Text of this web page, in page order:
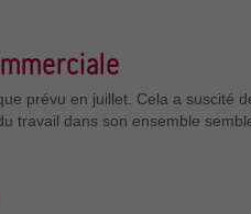
prévu en juillet. Cela a suscité
travail dans son ensemble